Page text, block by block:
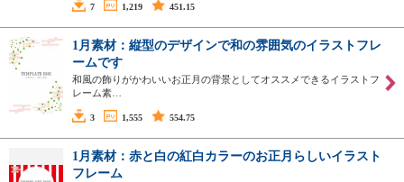
7 1,219 451.15
1月素材：縦型のデザインで和の雰囲気のイラストフレ
ームです
和風の飾りがかわいいお正月の背景としてオススメできるイラストフ
レーム素…
3 1,555 554.75
1月素材：赤と白の紅白カラーのお正月らしいイラスト
フレーム